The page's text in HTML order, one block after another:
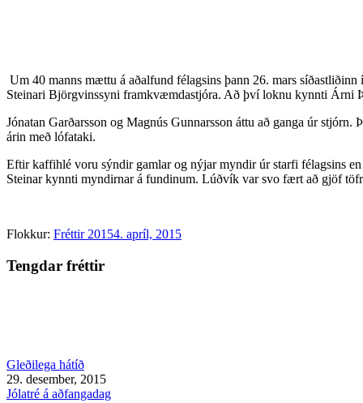
Um 40 manns mættu á aðalfund félagsins þann 26. mars
Steinari Björgvinssyni framkvæmdastjóra. Að því loknu kynnti Árni
Jónatan Garðarsson og Magnús Gunnarsson áttu að ganga úr
árin með lófataki.
Eftir kaffihlé voru sýndir gamlar og nýjar myndir úr starfi félagsins
Steinar kynnti myndirnar á fundinum. Lúðvík var svo fært að gjöf
Flokkur: Fréttir 20154. apríl, 2015
Tengdar fréttir
Gleðilega hátíð
29. desember, 2015
Jólatré á aðfangadag